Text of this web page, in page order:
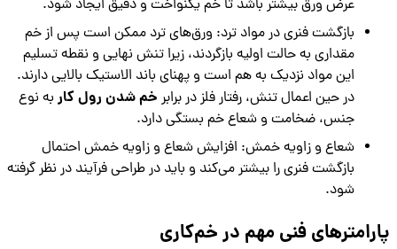
عرض ورق بیشتر باشد تا خم یکنواخت و دقیق ایجاد شود.
بازگشت فنری در مواد ترد: ورق‌های ترد ممکن است پس از خم
مقداری به حالت اولیه بازگردند، زیرا تنش نهایی و نقطه تسلیم
این مواد نزدیک به هم است و پهنای باند الاستیک بالایی دارند.
در حین اعمال تنش، رفتار فلز در برابر خم شدن رول کار به نوع
جنس، ضخامت و شعاع خم بستگی دارد.
شعاع و زاویه خمش: افزایش شعاع و زاویه خمش احتمال
بازگشت فنری را بیشتر می‌کند و باید در طراحی فرآیند در نظر گرفته
شود.
پارامترهای فنی مهم در خم‌کاری